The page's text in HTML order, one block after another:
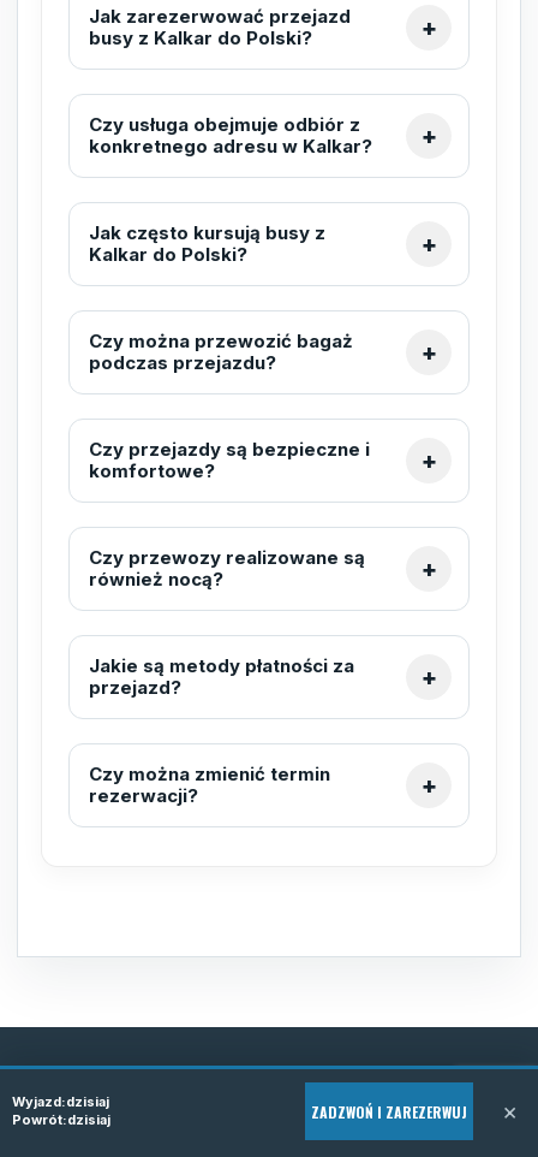
Jak zarezerwować przejazd
busy z Kalkar do Polski?
Czy usługa obejmuje odbiór z
konkretnego adresu w Kalkar?
Jak często kursują busy z
Kalkar do Polski?
Czy można przewozić bagaż
podczas przejazdu?
Czy przejazdy są bezpieczne i
komfortowe?
Czy przewozy realizowane są
również nocą?
Jakie są metody płatności za
przejazd?
Czy można zmienić termin
rezerwacji?
REZERWACJA TELEFONICZNA
Zarezerwuj bus do Polski
Wyjazd:dzisiaj
Powrót:dzisiaj ZADZWOŃ I ZAREZERWUJ ×